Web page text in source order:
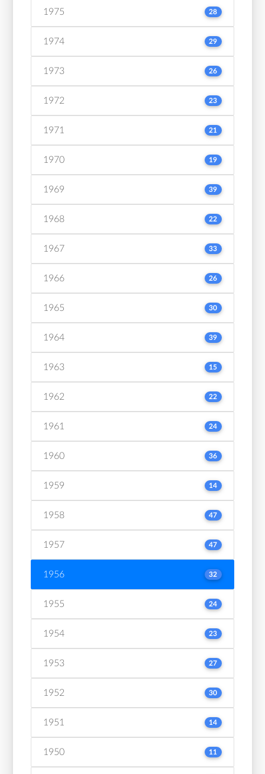
1975 28
1974 29
1973 26
1972 23
1971 21
1970 19
1969 39
1968 22
1967 33
1966 26
1965 30
1964 39
1963 15
1962 22
1961 24
1960 36
1959 14
1958 47
1957 47
1956 32
1955 24
1954 23
1953 27
1952 30
1951 14
1950 11